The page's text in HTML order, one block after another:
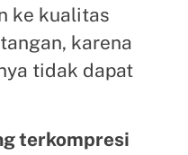
ke kualitas
karena
tidak dapat
terkompresi